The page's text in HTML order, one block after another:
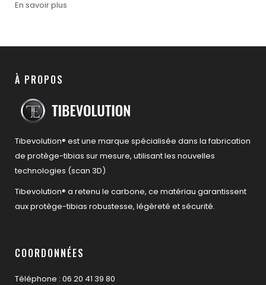
En savoir plus
À PROPOS
Tibevolution® est une marque spécialisée dans la fabrication
de protège-tibias sur mesure, utilisant les nouvelles
technologies (scan 3D)
Tibevolution® a retenu le carbone, ce matériau garantissent
aux protège-tibias robustesse, légèreté et sécurité.
COORDONNÉES
Téléphone : 06 20 41 39 80